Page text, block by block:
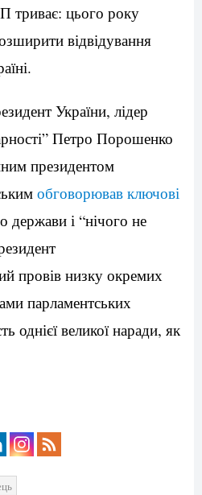
цього року
відвідування
України, лідер
Петро Порошенко
президентом
обговорював ключові
держави і “нічого не
провів низку окремих
парламентських
однієї великої наради, як